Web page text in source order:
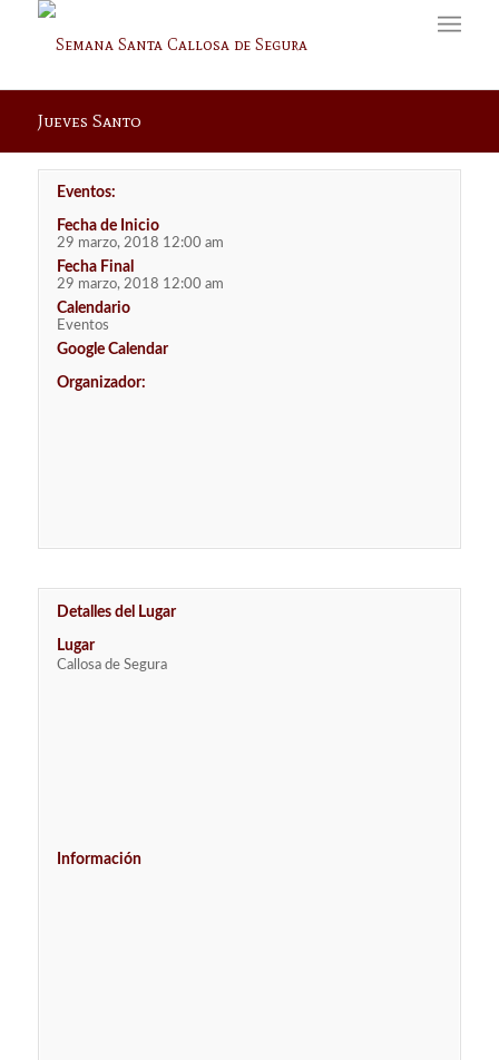
Jueves Santo
Eventos:
Fecha de Inicio
29 marzo, 2018 12:00 am
Fecha Final
29 marzo, 2018 12:00 am
Calendario
Eventos
Google Calendar
Organizador:
Detalles del Lugar
Lugar
Callosa de Segura
Información